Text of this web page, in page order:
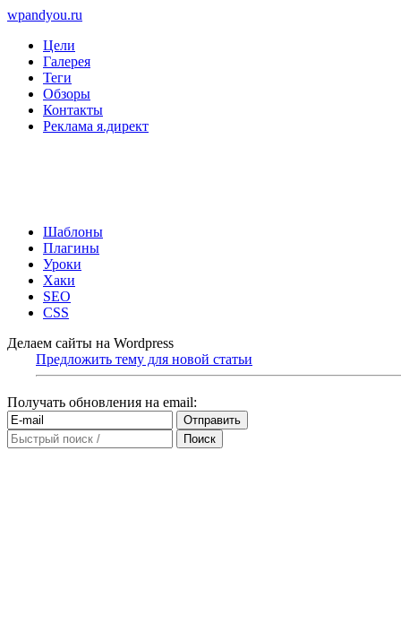
wpandyou.ru
Цели
Галерея
Теги
Обзоры
Контакты
Реклама я.директ
Шаблоны
Плагины
Уроки
Хаки
SEO
CSS
Делаем сайты на Wordpress
Предложить тему для новой статьи
Получать обновления на email: